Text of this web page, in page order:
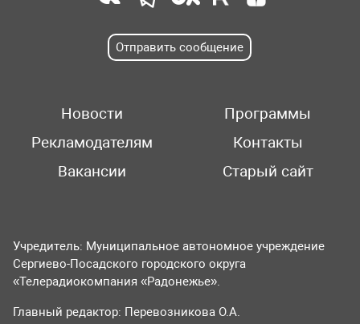
Отправить сообщение
Новости
Программы
Рекламодателям
Контакты
Вакансии
Старый сайт
Учредитель: Муниципальное автономное учреждение
Сергиево-Посадского городского округа
«Телерадиокомпания «Радонежье».
Главный редактор: Перевозникова О.А.